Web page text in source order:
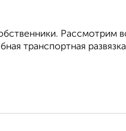
Рассмотрим
транспортная